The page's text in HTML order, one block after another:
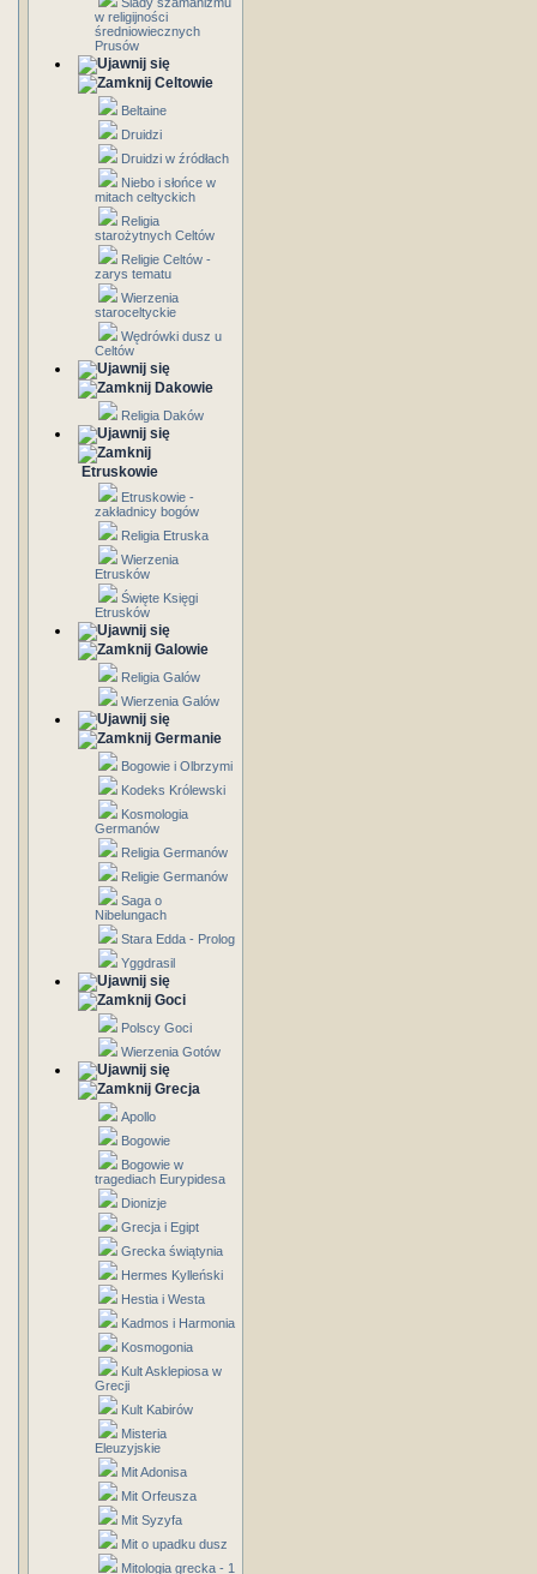
w religijności
średniowiecznych
Prusów
Celtowie
Beltaine
Druidzi
Druidzi w źródłach
Niebo i słońce w
mitach celtyckich
Religia
starożytnych Celtów
Religie Celtów -
zarys tematu
Wierzenia
staroceltyckie
Wędrówki dusz u
Celtów
Dakowie
Religia Daków
Etruskowie
Etruskowie -
zakładnicy bogów
Religia Etruska
Wierzenia
Etrusków
Święte Księgi
Etrusków
Galowie
Religia Galów
Wierzenia Galów
Germanie
Bogowie i Olbrzymi
Kodeks Królewski
Kosmologia
Germanów
Religia Germanów
Religie Germanów
Saga o
Nibelungach
Stara Edda - Prolog
Yggdrasil
Goci
Polscy Goci
Wierzenia Gotów
Grecja
Apollo
Bogowie
Bogowie w
tragediach Eurypidesa
Dionizje
Grecja i Egipt
Grecka świątynia
Hermes Kylleński
Hestia i Westa
Kadmos i Harmonia
Kosmogonia
Kult Asklepiosa w
Grecji
Kult Kabirów
Misteria
Eleuzyjskie
Mit Adonisa
Mit Orfeusza
Mit Syzyfa
Mit o upadku dusz
Mitologia grecka - 1